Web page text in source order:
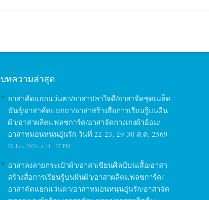
บทความล่าสุด
อาสาคัดแยกแว่นตา/อาสาปลาใจดี/อาสาจัดชุดเมล็ด
พันธุ์/อาสาคัดแยกยา/อาสาสร้างสื่อการเรียนรู้บนผืน
ผ้า/อาสาผลิตแฟลชการ์ด/อาสาจัดกางเกงผ้าอ้อม/
อาสาหมอนหนุนอุ่นรัก วันที่ 22-23, 29-30 ส.ค. 2569
29 July 2026 at 14 : 37 PM
อาสาลงลายกระเป๋าผ้า/อาสาเขียนศิลป์บนเสื้อ/อาสา
สร้างสื่อการเรียนรู้บนผืนผ้า/อาสาผลิตแฟลชการ์ด/
อาสาคัดแยกแว่นตา/อาสาหมอนหนุนอุ่นรัก/อาสาจัด